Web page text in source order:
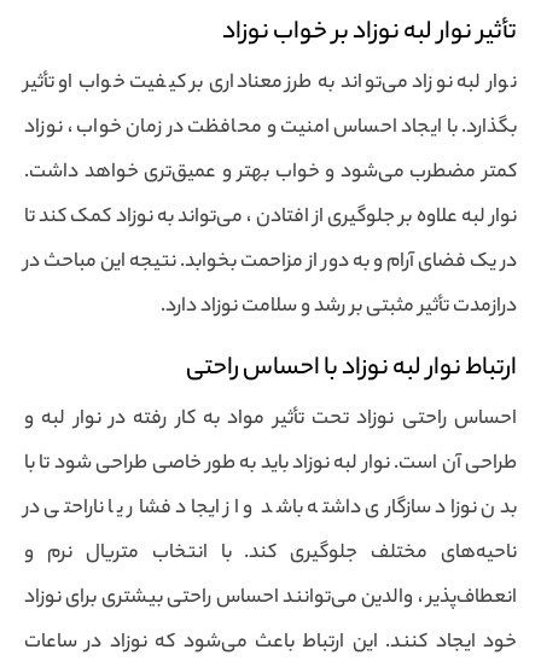
تأثیر نوار لبه نوزاد بر خواب نوزاد
نوار لبه نوزاد می‌تواند به طرز معناداری بر کیفیت خواب او تأثیر
بگذارد. با ایجاد احساس امنیت و محافظت در زمان خواب ، نوزاد
کمتر مضطرب می‌شود و خواب بهتر و عمیق‌تری خواهد داشت.
نوار لبه علاوه بر جلوگیری از افتادن ، می‌تواند به نوزاد کمک کند تا
در یک فضای آرام و به دور از مزاحمت بخوابد. نتیجه این مباحث در
درازمدت تأثیر مثبتی بر رشد و سلامت نوزاد دارد.
ارتباط نوار لبه نوزاد با احساس راحتی
احساس راحتی نوزاد تحت تأثیر مواد به کار رفته در نوار لبه و
طراحی آن است. نوار لبه نوزاد باید به طور خاصی طراحی شود تا با
بدن نوزاد سازگاری داشته باشد و از ایجاد فشار یا ناراحتی در
ناحیه‌های مختلف جلوگیری کند. با انتخاب متریال نرم و
انعطاف‌پذیر ، والدین می‌توانند احساس راحتی بیشتری برای نوزاد
خود ایجاد کنند. این ارتباط باعث می‌شود که نوزاد در ساعات